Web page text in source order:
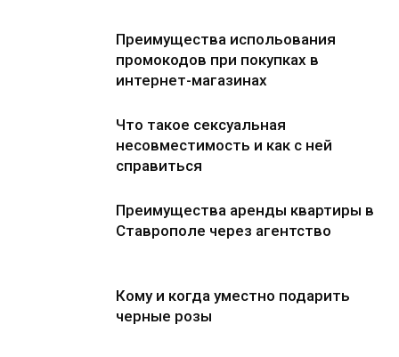
Преимущества испольования
промокодов при покупках в
интернет-магазинах
Что такое сексуальная
несовместимость и как с ней
справиться
Преимущества аренды квартиры в
Ставрополе через агентство
Кому и когда уместно подарить
черные розы